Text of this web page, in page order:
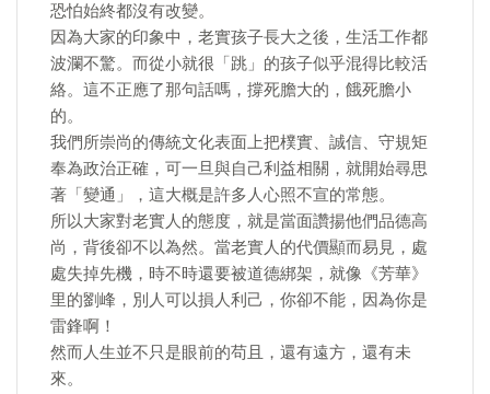
恐怕始終都沒有改變。
因為大家的印象中，老實孩子長大之後，生活工作都
波瀾不驚。而從小就很「跳」的孩子似乎混得比較活
絡。這不正應了那句話嗎，撐死膽大的，餓死膽小
的。
我們所崇尚的傳統文化表面上把樸實、誠信、守規矩
奉為政治正確，可一旦與自己利益相關，就開始尋思
著「變通」，這大概是許多人心照不宣的常態。
所以大家對老實人的態度，就是當面讚揚他們品德高
尚，背後卻不以為然。當老實人的代價顯而易見，處
處失掉先機，時不時還要被道德綁架，就像《芳華》
里的劉峰，別人可以損人利己，你卻不能，因為你是
雷鋒啊！
然而人生並不只是眼前的苟且，還有遠方，還有未
來。